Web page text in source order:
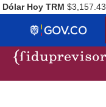
Dólar Hoy TRM $3,157.43